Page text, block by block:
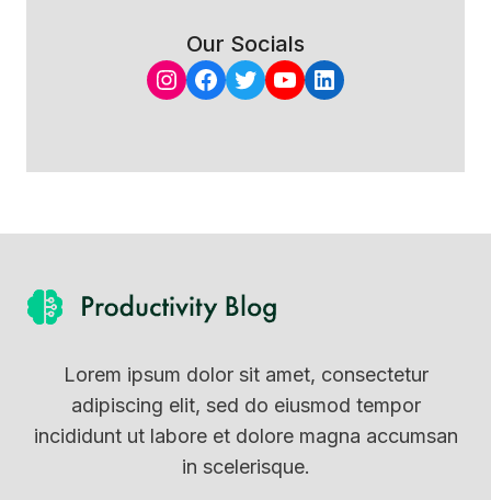
Our Socials
Instagram
Facebook
Twitter
YouTube
LinkedIn
Lorem ipsum dolor sit amet, consectetur
adipiscing elit, sed do eiusmod tempor
incididunt ut labore et dolore magna accumsan
in scelerisque.